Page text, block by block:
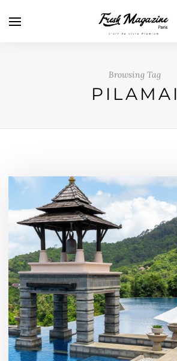
Browsing Tag
PILAMAI